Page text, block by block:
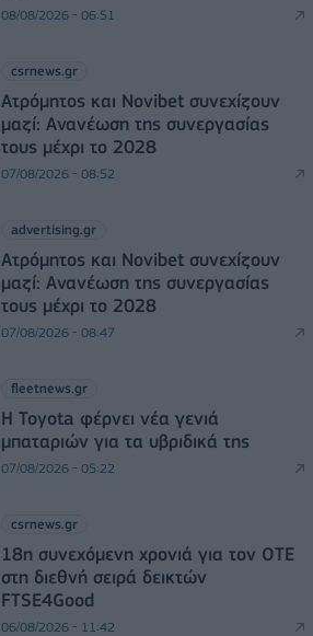
08/08/2026 - 06:51
csrnews.gr
Ατρόμητος και Novibet συνεχίζουν
μαζί: Ανανέωση της συνεργασίας
τους μέχρι το 2028
07/08/2026 - 08:52
advertising.gr
Ατρόμητος και Novibet συνεχίζουν
μαζί: Ανανέωση της συνεργασίας
τους μέχρι το 2028
07/08/2026 - 08:47
fleetnews.gr
Η Toyota φέρνει νέα γενιά
μπαταριών για τα υβριδικά της
07/08/2026 - 05:22
csrnews.gr
18η συνεχόμενη χρονιά για τον ΟΤΕ
στη διεθνή σειρά δεικτών
FTSE4Good
06/08/2026 - 11:42